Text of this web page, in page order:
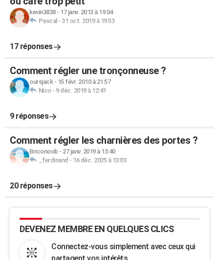
kevin3838- 17 janv. 2013 à 19:04
Pascal - 31 oct. 2019 à 19:53
17 réponses
Comment régler une tronçonneuse ?
oursjack- 15 févr. 2010 à 21:57
Nico- 9 déc. 2019 à 12:41
9 réponses
Comment régler les charnières des portes ?
Briconoob - 27 janv. 2019 à 13:40
_ferdinand - 16 déc. 2025 à 13:03
20 réponses
DEVENEZ MEMBRE EN QUELQUES CLICS
Connectez-vous simplement avec ceux qui